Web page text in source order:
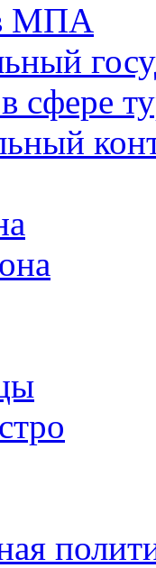
МПА
сфере